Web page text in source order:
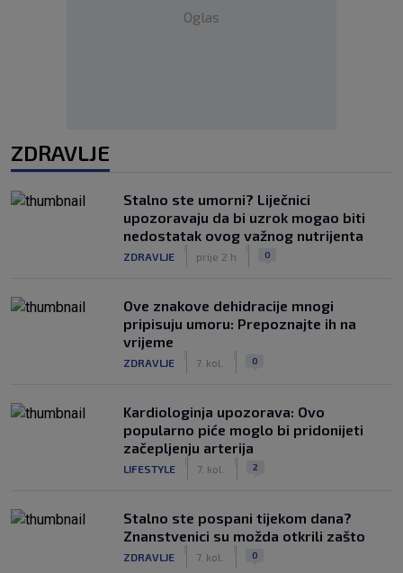
Oglas
ZDRAVLJE
Stalno ste umorni? Liječnici
upozoravaju da bi uzrok mogao biti
nedostatak ovog važnog nutrijenta
ZDRAVLJE prije 2 h 0
Ove znakove dehidracije mnogi
pripisuju umoru: Prepoznajte ih na
vrijeme
ZDRAVLJE 7. kol. 0
Kardiologinja upozorava: Ovo
popularno piće moglo bi pridonijeti
začepljenju arterija
LIFESTYLE 7. kol. 2
Stalno ste pospani tijekom dana?
Znanstvenici su možda otkrili zašto
ZDRAVLJE 7. kol. 0